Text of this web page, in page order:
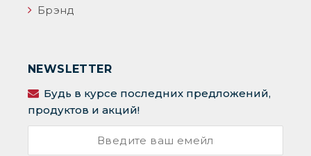
Брэнд
NEWSLETTER
Будь в курсе последних предложений,
продуктов и акций!